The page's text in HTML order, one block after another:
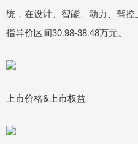
统，在设计、智能、动力、驾
指导价区间30.98-38.48万元。
上市价格&上市权益